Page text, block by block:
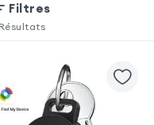
Filtres
Résultats